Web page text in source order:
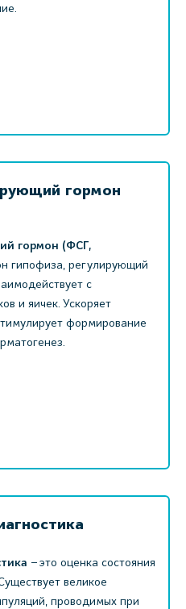
гормон
гормон (ФСГ,
гипофиза, регулирующий
с
и яичек. Ускоряет
формирование
– это оценка состояния
великое
проводимых при